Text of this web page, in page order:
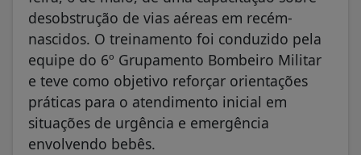
desobstrução de vias aéreas em recém-
nascidos. O treinamento foi conduzido pela
equipe do 6º Grupamento Bombeiro Militar
e teve como objetivo reforçar orientações
práticas para o atendimento inicial em
situações de urgência e emergência
envolvendo bebês.